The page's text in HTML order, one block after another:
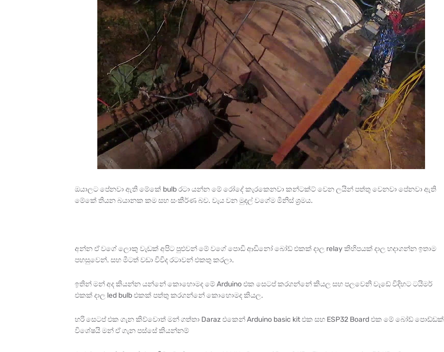
ඔයාලට පේනවා ඇති මේකේ bulb රටා යන්න මේ රෝදේ කැරකෙනවා කන්ටක්ට් වෙන ලයින් පත්තු වෙනවා පේනවා ඇති
මේකේ තියන බයානක කම සහ සංකීර්ණ බව. වැය වන මුදල් වගේම මිනිස් ශ්‍රමය.
අන්න ඒ වගේ ලොකු වැඩක් අපිට පුළුවන් මේ වගේ පොඩි ආඩිනෝ බෝඩ් එකක් දාල relay කිහිපයක් දාල හදාගන්න ඉතාම
පහසුවෙන්. සහ මීටත් වඩා විවිද රටාවන් එකතු කරලා.
ඉතින් මන් අද කියන්න යන්නේ කොහොමද මේ Arduino එක සෙටප් කරගන්නේ කියල සහ පලවෙනි වැඩේ විදිහට ටයිමර්
එකක් දාල led bulb එකක් පත්තු කරගන්නේ කොහොමද කියල.
හරි සෙටප් එක ගැන කිව්වොත් මන් ගත්තා Daraz එකෙන් Arduino basic kit එක සහ ESP32 Board එක මේ බෝඩ් පොඩ්ඩක්
විශේෂයි මන් ඒ ගැන පස්සේ කියන්නම්